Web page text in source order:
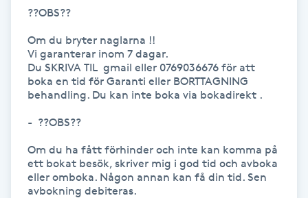
Kinesiologi
Kinesisk medicin
Klangmassage
??OBS??
Om du bryter naglarna !!
Vi garanterar inom 7 dagar.
Du SKRIVA TIL  gmail eller 0769036676 för att
boka en tid för Garanti eller BORTTAGNING
behandling. Du kan inte boka via bokadirekt .
-  ??OBS??
Om du ha fått förhinder och inte kan komma på
ett bokat besök, skriver mig i god tid och avboka
eller omboka. Någon annan kan få din tid. Sen
avbokning debiteras.